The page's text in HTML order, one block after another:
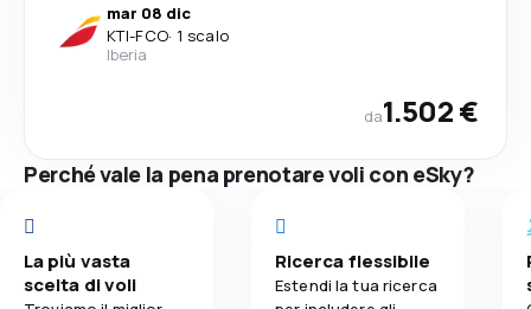
mar 08 dic
KTI-FCO· 1 scalo
Iberia
da1.502 €
Perché vale la pena prenotare voli con eSky?
La più vasta
scelta di voli
Ricerca flessibile
Estendi la tua ricerca